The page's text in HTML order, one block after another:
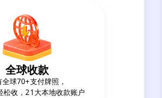
全球收款
全球70+支付牌照，
松收，21大本地收款账户